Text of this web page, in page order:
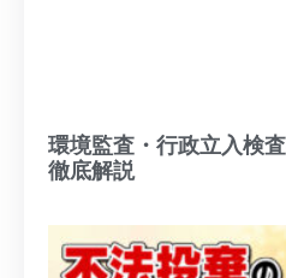
環境監査・行政立入検
徹底解説